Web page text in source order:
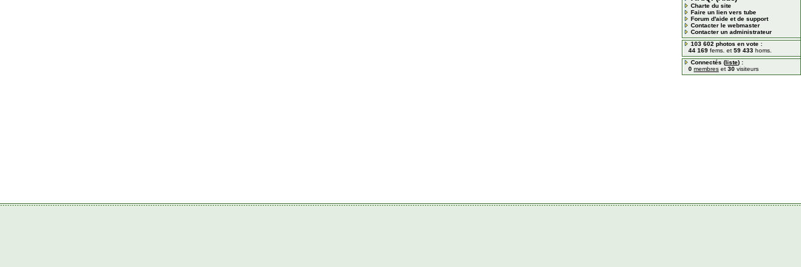
Charte du site
Faire un lien vers tube
Forum d'aide et de support
Contacter le webmaster
Contacter un administrateur
103 602 photos en vote :
44 169 fems. et 59 433 homs.
Connectés (liste) :
0 membres et 30 visiteurs